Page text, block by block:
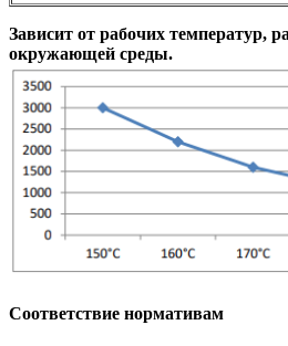
Зависит от рабочих температур,
окружающей среды.
Соответствие нормативам